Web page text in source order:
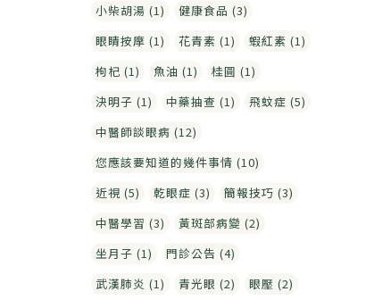
小柴胡湯 (1)
健康食品 (3)
眼睛按摩 (1)
花青素 (1)
蝦紅素 (1)
枸杞 (1)
魚油 (1)
桂圓 (1)
決明子 (1)
中藥抽查 (1)
飛蚊症 (5)
中醫師談眼病 (12)
您應該要知道的幾件事情 (10)
近視 (5)
乾眼症 (3)
簡報技巧 (3)
中醫學習 (3)
黃斑部病變 (2)
坐月子 (1)
門診公告 (4)
武漢肺炎 (1)
青光眼 (2)
眼壓 (2)